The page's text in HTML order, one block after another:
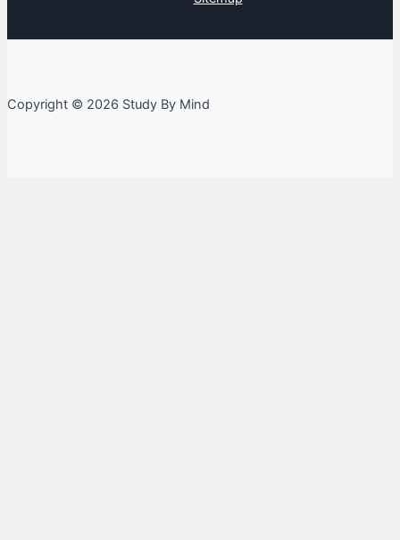
Copyright © 2026 Study By Mind